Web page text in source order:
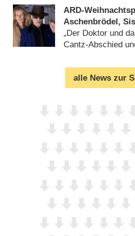
ARD-
Aschenbrödel,
„Tatort“ und
„Der Doktor und
Cantz-Abschied
alle News zur